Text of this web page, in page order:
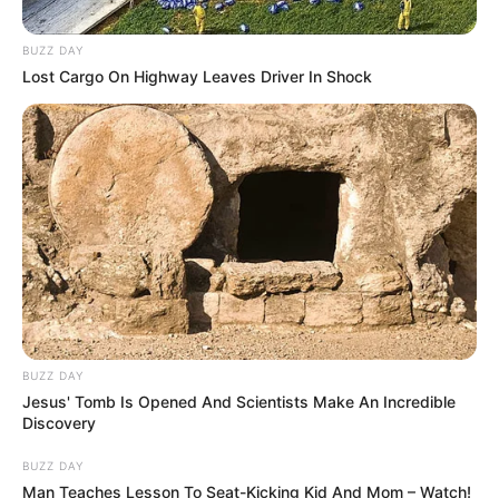
BUZZ DAY
Lost Cargo On Highway Leaves Driver In Shock
BUZZ DAY
Jesus' Tomb Is Opened And Scientists Make An Incredible
Discovery
BUZZ DAY
Man Teaches Lesson To Seat-Kicking Kid And Mom – Watch!